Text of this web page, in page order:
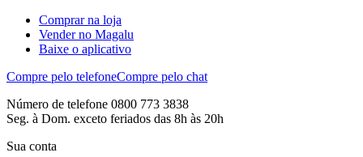
Comprar na loja
Vender no Magalu
Baixe o aplicativo
Compre pelo telefoneCompre pelo chat
Número de telefone 0800 773 3838
Seg. à Dom. exceto feriados das 8h às 20h
Sua conta